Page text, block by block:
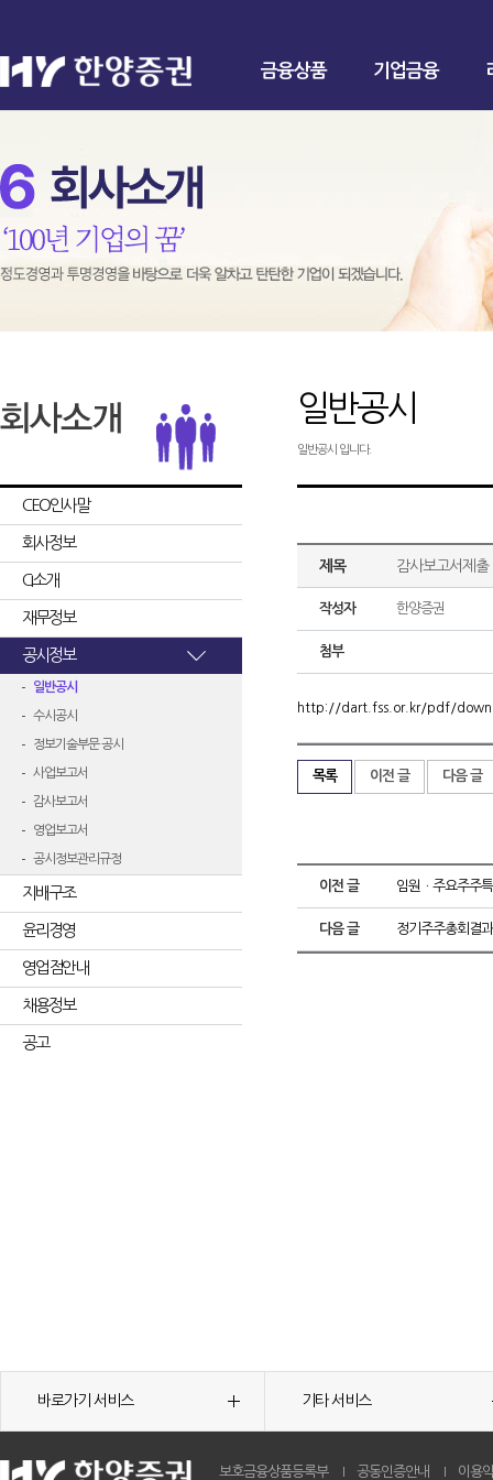
금융상품 기업금융
CEO인사말
회사정보
CI소개
재무정보
공시정보
일반공시
수시공시
정보기술부문 공시
사업보고서
감사보고서
영업보고서
공시정보관리규정
지배구조
윤리경영
영업점안내
채용정보
공고
일반공시
일반공시 입니다.
제목 감사보고서제출
작성자 한양증권
첨부
http://dart.fss.or.kr/pdf/
목록 이전 글 다음 글
이전 글 임원ㆍ주요주주
다음 글 정기주주총회결과
바로가기 서비스 기타 서비스
보호금융상품등록부 공동인증안내 이용